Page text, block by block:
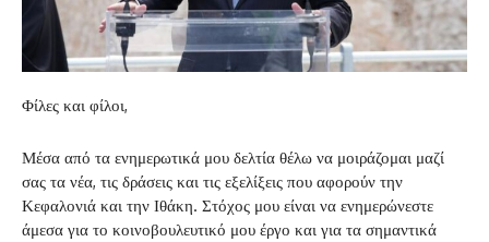
Φίλες και φίλοι,
Μέσα από τα ενημερωτικά μου δελτία θέλω να μοιράζομαι μαζί
σας τα νέα, τις δράσεις και τις εξελίξεις που αφορούν την
Κεφαλονιά και την Ιθάκη. Στόχος μου είναι να ενημερώνεστε
άμεσα για το κοινοβουλευτικό μου έργο και για τα σημαντικά